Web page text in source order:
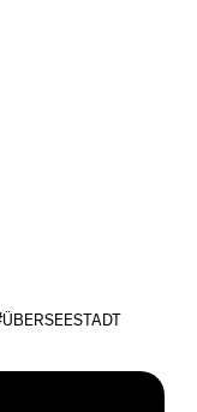
ÜBERSEESTADT